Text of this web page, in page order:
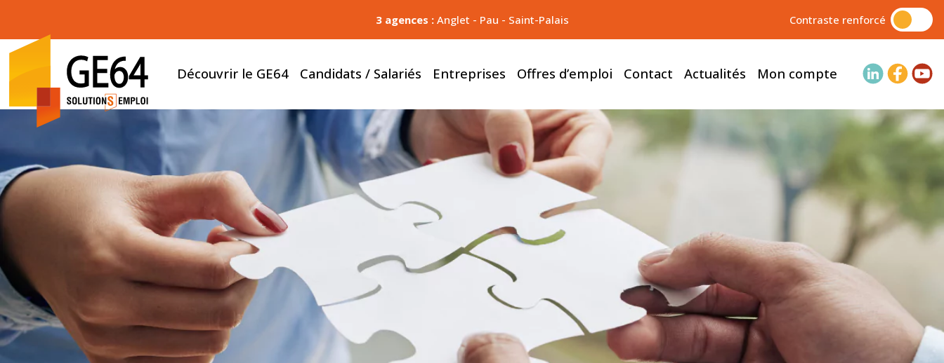
3 agences : Anglet - Pau - Saint-Palais Contraste renforcé
Découvrir le GE64 Candidats / Salariés Entreprises Offres d’emploi Contact Actualités Mon compte